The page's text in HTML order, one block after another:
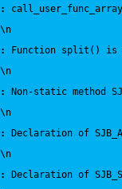
:
\n
:
Function split() is
\n
:
Non-static method
\n
:
Declaration of
\n
:
Declaration of